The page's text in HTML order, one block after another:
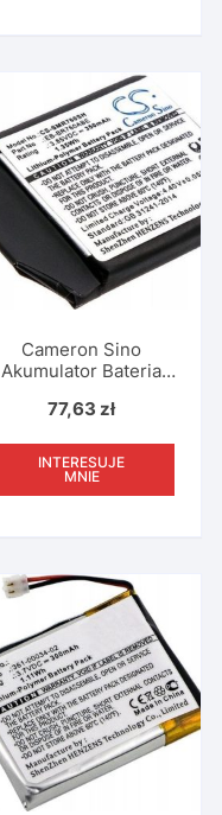
Cameron Sino
Akumulator Bateria
br760abe Do Zegar
Gear S3 / Cs-
smr760sh
77,63zł
INTERESUJE
MNIE